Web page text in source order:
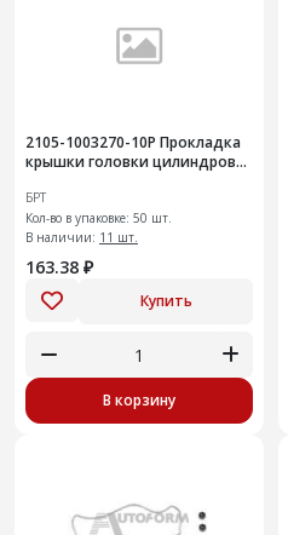
2105-1003270-10Р Прокладка
крышки головки цилиндров
БРТ
Кол-во в упаковке: 50 шт.
В наличии: 11 шт.
163.38 ₽
Купить
В корзину